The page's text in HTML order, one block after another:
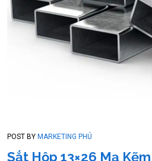
POST BY MARKETING PHÚ
Sắt Hộp 13×26 Mạ Kẽm